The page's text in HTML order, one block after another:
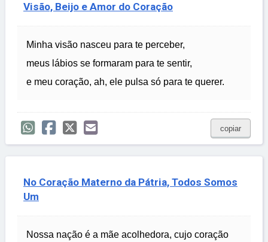
Visão, Beijo e Amor do Coração
Minha visão nasceu para te perceber,
meus lábios se formaram para te sentir,
e meu coração, ah, ele pulsa só para te querer.
copiar
No Coração Materno da Pátria, Todos Somos
Um
Nossa nação é a mãe acolhedora, cujo coração